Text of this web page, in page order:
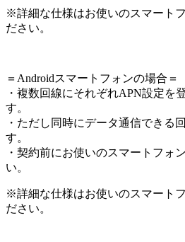
※詳細な仕様はお使いのスマート
ださい。
＝Androidスマートフォンの場合＝
・複数回線にそれぞれAPN設定を
す。
・ただし同時にデータ通信できる
す。
・契約前にお使いのスマートフォ
い。
※詳細な仕様はお使いのスマート
ださい。